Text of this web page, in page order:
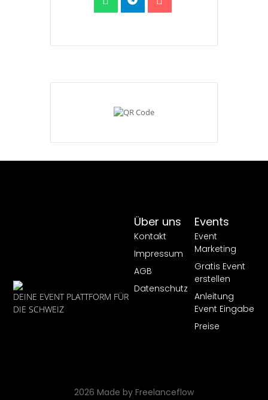
DEINE EVENT PLATTFORM FÜR
DIE SCHWEIZ
Events
Event
Marketing
Gratis Event
erstellen
Anleitung
Event Eingabe
Preise
Über uns
Kontakt
Impressum
AGB
Datenschutz
2026 Made by Freelanceflow